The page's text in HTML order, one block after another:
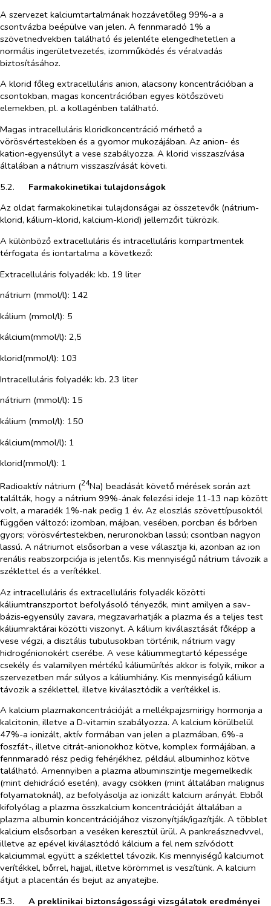
A szervezet kalciumtartalmának hozzávetőleg 99%-a a
csontvázba beépülve van jelen. A fennmaradó 1% a
szövetnedvekben található és jelenléte elengedhetetlen a
normális ingerületvezetés, izomműködés és véralvadás
biztosításához.
A klorid főleg extracelluláris anion, alacsony koncentrációban a
csontokban, magas koncentrációban egyes kötőszöveti
elemekben, pl. a kollagénben található.
Magas intracelluláris kloridkoncentráció mérhető a
vörösvértestekben és a gyomor mukozájában. Az anion- és
kation‑egyensúlyt a vese szabályozza. A klorid visszaszívása
általában a nátrium visszaszívását követi.
5.2.​
Farmakokinetikai tulajdonságok
Az oldat farmakokinetikai tulajdonságai az összetevők (nátrium-
klorid, kálium-klorid, kalcium-klorid) jellemzőit tükrözik.
A különböző extracelluláris és intracelluláris kompartmentek
térfogata és iontartalma a következő:
Extracelluláris folyadék: kb. 19 liter
nátrium (mmol/l): 142
kálium (mmol/l): 5
kálcium(mmol/l): 2,5
klorid(mmol/l): 103
Intracelluláris folyadék: kb. 23 liter
nátrium (mmol/l): 15
kálium (mmol/l): 150
kálcium(mmol/l): 1
klorid(mmol/l): 1
Radioaktív nátrium (24Na) beadását követő mérések során azt
találták, hogy a nátrium 99%-ának felezési ideje 11‑13 nap között
volt, a maradék 1%-nak pedig 1 év. Az eloszlás szövettípusoktól
függően változó: izomban, májban, vesében, porcban és bőrben
gyors; vörösvértestekben, neruronokban lassú; csontban nagyon
lassú. A nátriumot elsősorban a vese választja ki, azonban az ion
renális reabszorpciója is jelentős. Kis mennyiségű nátrium távozik a
széklettel és a verítékkel.
Az intracelluláris és extracelluláris folyadék közötti
káliumtranszportot befolyásoló tényezők, mint amilyen a sav-
bázis‑egyensúly zavara, megzavarhatják a plazma és a teljes test
káliumraktárai közötti viszonyt. A kálium kiválasztását főképp a
vese végzi, a disztális tubulusokban történik, nátrium vagy
hidrogénionokért cserébe. A vese káliummegtartó képessége
csekély és valamilyen mértékű káliumürítés akkor is folyik, mikor a
szervezetben már súlyos a káliumhiány. Kis mennyiségű kálium
távozik a széklettel, illetve kiválasztódik a verítékkel is.
A kalcium plazmakoncentrációját a mellékpajzsmirigy hormonja a
kalcitonin, illetve a D‑vitamin szabályozza. A kalcium körülbelül
47%-a ionizált, aktív formában van jelen a plazmában, 6%-a
foszfát-, illetve citrát‑anionokhoz kötve, komplex formájában, a
fennmaradó rész pedig fehérjékhez, például albuminhoz kötve
található. Amennyiben a plazma albuminszintje megemelkedik
(mint dehidráció esetén), avagy csökken (mint általában malignus
folyamatoknál), az befolyásolja az ionizált kalcium arányát. Ebből
kifolyólag a plazma összkalcium koncentrációját általában a
plazma albumin koncentrációjához viszonyítják/igazítják. A többlet
kalcium elsősorban a veséken keresztül ürül. A pankreásznedvvel,
illetve az epével kiválasztódó kálcium a fel nem szívódott
kalciummal együtt a széklettel távozik. Kis mennyiségű kalciumot
verítékkel, bőrrel, hajjal, illetve körömmel is veszítünk. A kalcium
átjut a placentán és bejut az anyatejbe.
5.3.​
A preklinikai biztonságossági vizsgálatok eredményei